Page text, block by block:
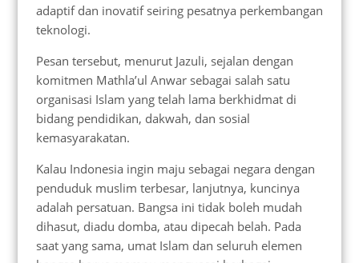
adaptif dan inovatif seiring pesatnya perkembangan
teknologi.
Pesan tersebut, menurut Jazuli, sejalan dengan
komitmen Mathla’ul Anwar sebagai salah satu
organisasi Islam yang telah lama berkhidmat di
bidang pendidikan, dakwah, dan sosial
kemasyarakatan.
Kalau Indonesia ingin maju sebagai negara dengan
penduduk muslim terbesar, lanjutnya, kuncinya
adalah persatuan. Bangsa ini tidak boleh mudah
dihasut, diadu domba, atau dipecah belah. Pada
saat yang sama, umat Islam dan seluruh elemen